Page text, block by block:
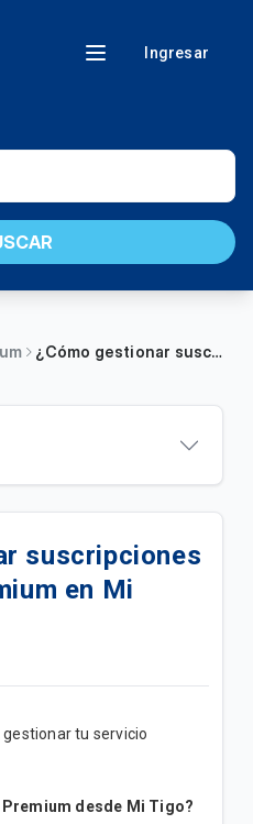
Ingresar
¿Cómo gestionar suscripciones a servicios premium en Mi Tigo?
canales HBO MAX o
de Prime Video?
si activé mi Prime
a una lista de
suscripciones
en Mi
gestionar tu servicio
desde Mi Tigo?